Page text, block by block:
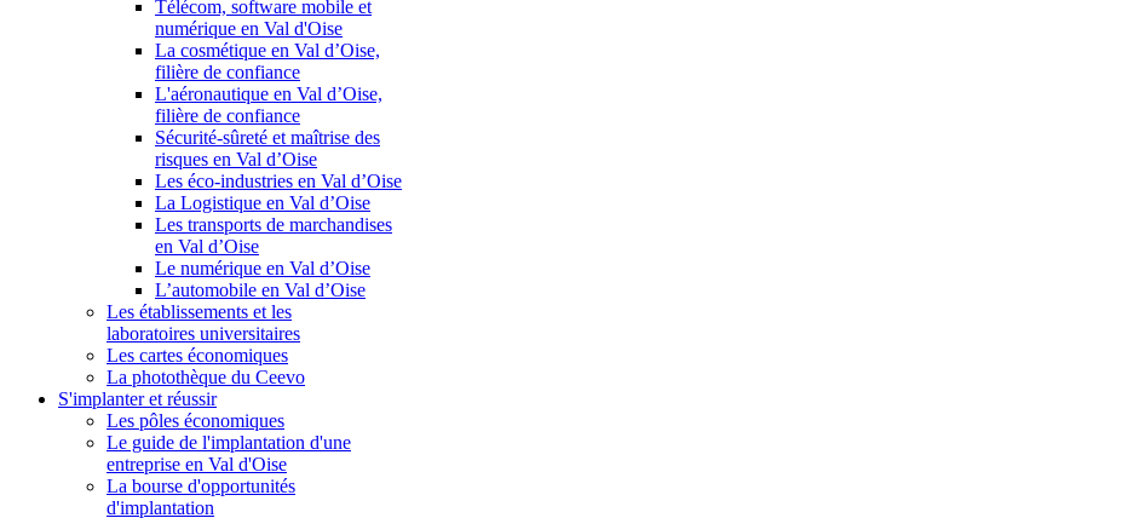
Télécom, software mobile et
numérique en Val d'Oise
La cosmétique en Val d’Oise,
filière de confiance
L'aéronautique en Val d’Oise,
filière de confiance
Sécurité-sûreté et maîtrise des
risques en Val d’Oise
Les éco-industries en Val d’Oise
La Logistique en Val d’Oise
Les transports de marchandises
en Val d’Oise
Le numérique en Val d’Oise
L’automobile en Val d’Oise
Les établissements et les
laboratoires universitaires
Les cartes économiques
La photothèque du Ceevo
S'implanter et réussir
Les pôles économiques
Le guide de l'implantation d'une
entreprise en Val d'Oise
La bourse d'opportunités
d'implantation